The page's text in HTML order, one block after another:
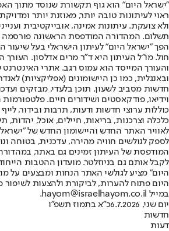
"ישראל היום" הוא גוף תקשורת שנוסד מתוך
ראוי לעיתונות טובה יותר, מאוזנת יותר
ולא צועקת. עיתונות אמינה, אובייקטיבית
הפך "ישראל היום" לעיתון הישראלי בעל שיעור
חול. מו"ל העיתון היא ד"ר מרים אדלסון. העורך
והעורך המייסד הוא עמוס רגב. אתרי
חדשות מסביב לשעון, תוכן בלעדי, מבזקים
וידיאו, פודקאסטים ושידורים חיים.
כוללות ערוצי חדשות ודעות, תרבות ובידור,
לאוויר האתר החדש והיישומון החדש של
לספק לגולשים חוויה מהירה, עדכנית, בטוחה
המודפסת של העיתון זמינים גם באתר,
לקבל אותם גם בניוזלטר. מועדון ההטבות
היום" מציע לגולשי האתר הנחות ומבצעים על
היום פתוח להערות, לביקורת ולהצעות לשיפור
במייל hayom@israelhayom.co.il.
יום שני, 6.7.2026
כ"א בתמוז תשפ"ו
חדשות
דעות